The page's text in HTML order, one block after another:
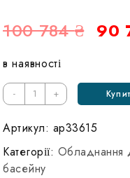
100 784₴
784
90
в наявності
-
Кількість
Fairland
X20-
(9,5
+
Артикул: ap33615
Категорії: Обладнання
басейну